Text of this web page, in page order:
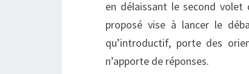
en délaissant le second
proposé vise à lancer le
qu’introductif, porte des
n’apporte de réponses.